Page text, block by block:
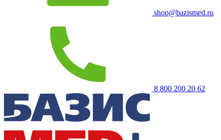
shop@bazismed.ru
8 800 200 20 62